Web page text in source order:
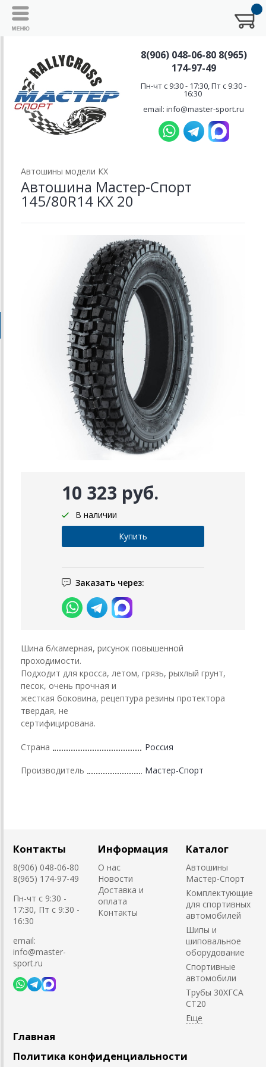
8(906) 048-06-80 8(965)
174-97-49
Пн-чт с 9:30 - 17:30, Пт с 9:30 -
16:30
email: info@master-sport.ru
Автошины модели КХ
Автошина Мастер-Спорт
145/80R14 KX 20
10 323 руб.
В наличии
Заказать через:
Шина б/камерная, рисунок повышенной
проходимости.
Подходит для кросса, летом, грязь, рыхлый грунт,
песок, очень прочная и
жесткая боковина, рецептура резины протектора
твердая, не
сертифицирована.
Страна Россия
Производитель Мастер-Спорт
Контакты
8(906) 048-06-80
8(965) 174-97-49
Пн-чт с 9:30 -
17:30, Пт с 9:30 -
16:30
email:
info@master-
sport.ru
Информация
О нас
Новости
Доставка и
оплата
Контакты
Каталог
Автошины
Мастер-Спорт
Комплектующие
для спортивных
автомобилей
Шипы и
шиповальное
оборудование
Cпортивные
автомобили
Трубы 30ХГСА
СТ20
Главная
Политика конфиденциальности